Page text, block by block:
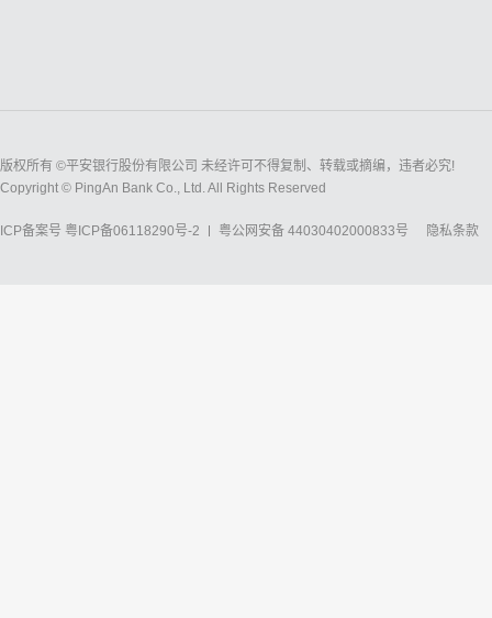
版权所有 ©平安银行股份有限公司 未经许可不得复制、转载或摘编，违者必究!
Copyright © PingAn Bank Co., Ltd. All Rights Reserved
ICP备案号 粤ICP备06118290号-2 粤公网安备 44030402000833号 隐私条款